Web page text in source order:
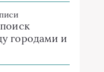
городами и